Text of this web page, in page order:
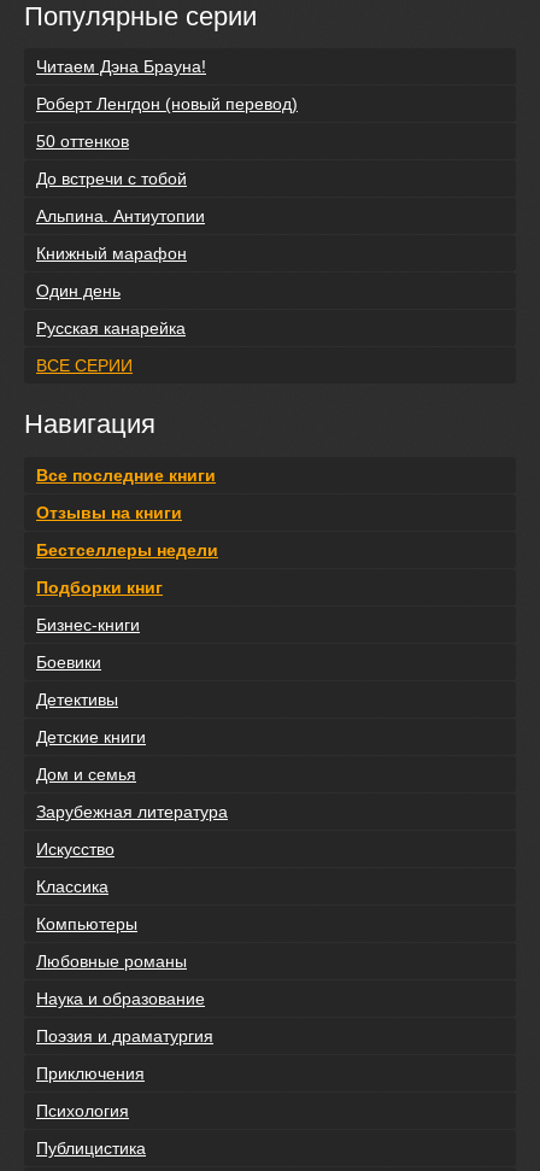
Популярные серии
Читаем Дэна Брауна!
Роберт Ленгдон (новый перевод)
50 оттенков
До встречи с тобой
Альпина. Антиутопии
Книжный марафон
Один день
Русская канарейка
ВСЕ СЕРИИ
Навигация
Все последние книги
Отзывы на книги
Бестселлеры недели
Подборки книг
Бизнес-книги
Боевики
Детективы
Детские книги
Дом и семья
Зарубежная литература
Искусство
Классика
Компьютеры
Любовные романы
Наука и образование
Поэзия и драматургия
Приключения
Психология
Публицистика